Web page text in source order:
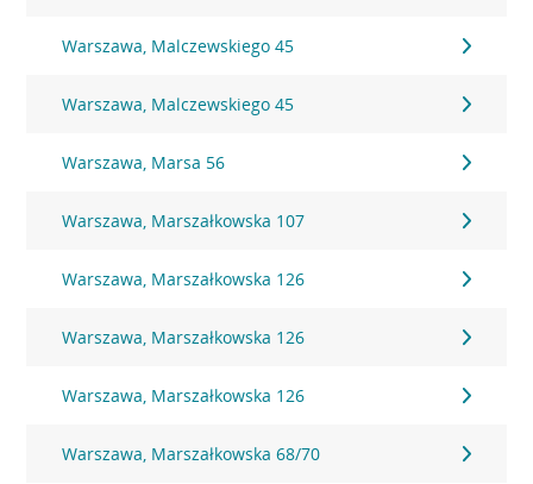
Warszawa, Malczewskiego 45
Warszawa, Malczewskiego 45
Warszawa, Marsa 56
Warszawa, Marszałkowska 107
Warszawa, Marszałkowska 126
Warszawa, Marszałkowska 126
Warszawa, Marszałkowska 126
Warszawa, Marszałkowska 68/70